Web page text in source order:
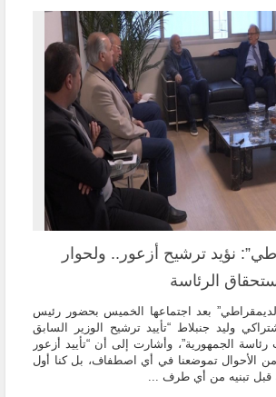
نؤيد ترشيح أزعور.. ولحوار
الرئاسة
الديمقراطي” بعد اجتماعها الخميس بحضور رئيس
وليد جنبلاط “تأييد ترشيح الوزير السابق
رئاسة الجمهورية”، وأشارت إلى أن “تأييد أزعور
الأحوال تموضعنا في أي اصطفاف، بل كنا أول
قبل تبنيه من أي طرف ...